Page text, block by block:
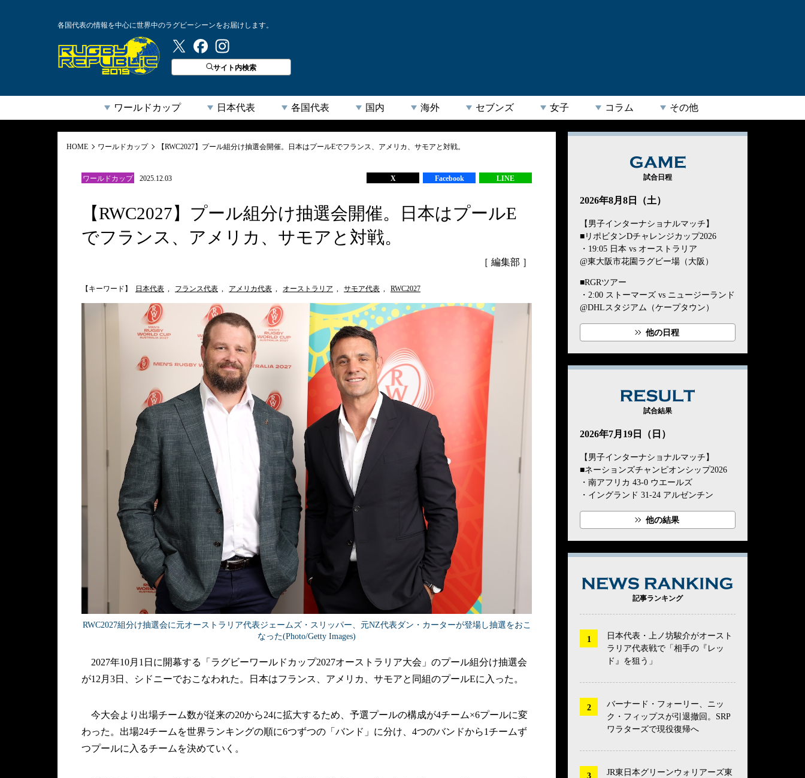
各国代表の情報を中心に世界中のラグビーシーンをお届けします。
ラグビーリパブリック
サイト内検索
ワールドカップ 日本代表 各国代表 国内 海外 セブンズ 女子 コラム その他
HOME ワールドカップ 【RWC2027】プール組分け抽選会開催。日本はプールEでフランス、アメリカ、サモアと対戦。
ワールドカップ 2025.12.03 X Facebook LINE
【RWC2027】プール組分け抽選会開催。日本はプールE
でフランス、アメリカ、サモアと対戦。
［ 編集部 ］
【キーワード】 日本代表 , フランス代表 , アメリカ代表 , オーストラリア , サモア代表 , RWC2027
RWC2027組分け抽選会に元オーストラリア代表ジェームズ・スリッパー、元NZ代表ダン・カーターが登場し抽選をおこ
なった(Photo/Getty Images)
2027年10月1日に開幕する「ラグビーワールドカップ2027オーストラリア大会」のプール組分け抽選会
が12月3日、シドニーでおこなわれた。日本はフランス、アメリカ、サモアと同組のプールEに入った。
今大会より出場チーム数が従来の20から24に拡大するため、予選プールの構成が4チーム×6プールに変
わった。出場24チームを世界ランキングの順に6つずつの「バンド」に分け、4つのバンドから1チームず
つプールに入るチームを決めていく。
GAME
試合日程
2026年8月8日（土）
【男子インターナショナルマッチ】
■リポビタンDチャレンジカップ2026
・19:05 日本 vs オーストラリア
@東大阪市花園ラグビー場（大阪）
■RGRツアー
・2:00 ストーマーズ vs ニュージーランド
@DHLスタジアム（ケープタウン）
他の日程
試合結果
2026年7月19日（日）
【男子インターナショナルマッチ】
■ネーションズチャンピオンシップ2026
・南アフリカ 43-0 ウエールズ
・イングランド 31-24 アルゼンチン
他の結果
記事ランキング
日本代表・上ノ坊駿介がオースト
ラリア代表戦で「相手の『レッ
ド』を狙う」
バーナード・フォーリー、ニッ
ク・フィップスが引退撤回。SRP
ワラターズで現役復帰へ
JR東日本グリーンウォリアーズ東